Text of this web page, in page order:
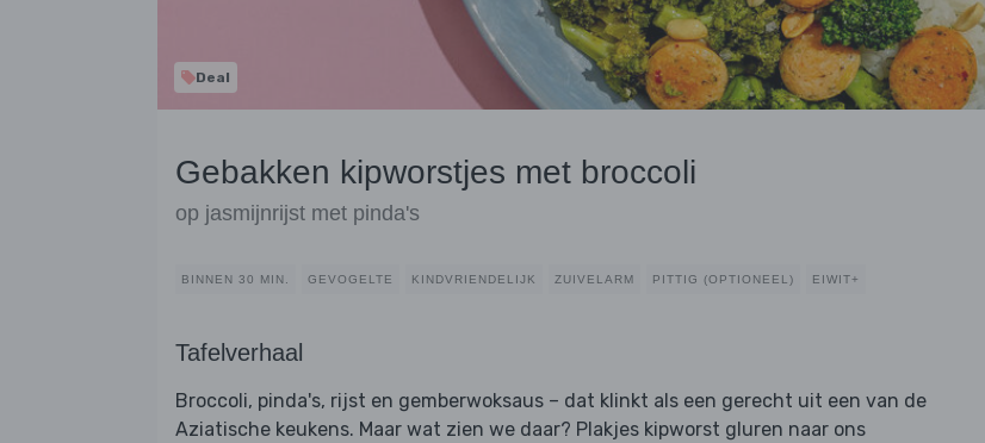
Deal
Gebakken kipworstjes met broccoli
op jasmijnrijst met pinda's
BINNEN 30 MIN. GEVOGELTE KINDVRIENDELIJK ZUIVELARM PITTIG (OPTIONEEL) EIWIT+
Tafelverhaal
Broccoli, pinda's, rijst en gemberwoksaus – dat klinkt als een gerecht uit een van de
Aziatische keukens. Maar wat zien we daar? Plakjes kipworst gluren naar ons